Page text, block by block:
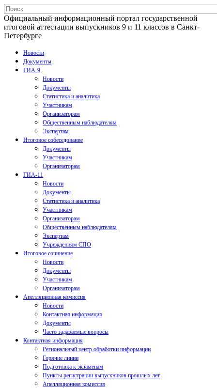
Официальный информационный портал государственной
итоговой аттестации выпускников 9 и 11 классов в Санкт-
Петербурге
Новости
Документы
ГИА-9
Новости
Документы
Статистика и аналитика
Участникам
Организаторам
Общественным наблюдателям
Экспертам
Итоговое собеседование
Документы
Участникам
Организаторам
ГИА-11
Новости
Документы
Статистика и аналитика
Участникам
Организаторам
Общественным наблюдателям
Экспертам
Учреждениям СПО
Итоговое сочинение
Новости
Документы
Участникам
Организаторам
Апелляционная комиссия
Новости
Контактная информация
Документы
Часто задаваемые вопросы
Контактная информация
Региональный центр обработки информации
Горячие линии
Подготовка к экзаменам
Пункты регистрации выпускников прошлых лет
Апелляционная комиссия